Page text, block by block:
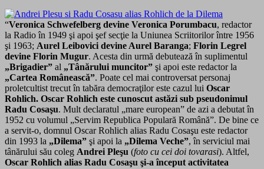
“Veronica Schwefelberg devine Veronica Porumbacu, redactor
la Radio în 1949 şi apoi şef secţie la Uniunea Scriitorilor între 1956
şi 1963; Aurel Leibovici devine Aurel Baranga; Florin Legrel
devine Florin Mugur. Acesta din urmă debutează în suplimentul
„Brigadier” al „Tânărului muncitor” şi apoi este redactor la
„Cartea Românească”. Poate cel mai controversat personaj
proletcultist trecut în tabăra democraţilor este cazul lui Oscar
Rohlich. Oscar Rohlich este cunoscut astăzi sub pseudonimul
Radu Cosaşu. Mult declaratul „mare european” de azi a debutat în
1952 cu volumul „Servim Republica Populară Română”. De bine ce
a servit-o, domnul Oscar Rohlich alias Radu Cosaşu este redactor
din 1993 la „Dilema” şi apoi la „Dilema Veche”, în serviciul mai
tânărului său coleg Andrei Pleşu (foto cu cei doi tovarasi). Altfel,
Oscar Rohlich alias Radu Cosaşu şi-a început activitatea